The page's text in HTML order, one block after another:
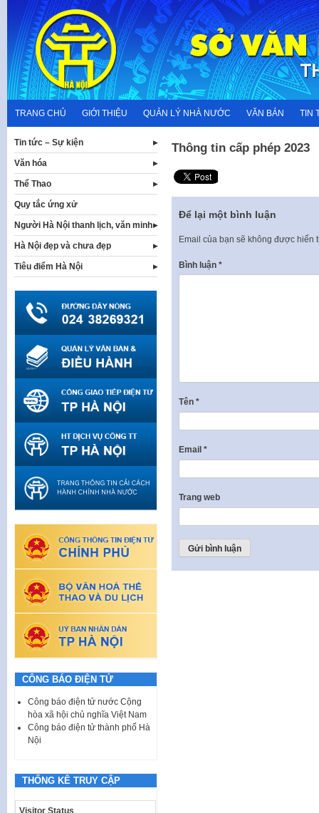
content
TRANG CHỦ GIỚI THIỆU QUẢN LÝ NHÀ NƯỚC VĂN BẢN TIN
Thông tin cấp phép 2023
Để lại một bình luận
Email của bạn sẽ không được hiển
Bình luận *
Tên *
Email *
Trang web
Tin tức – Sự kiện
Văn hóa
Thể Thao
Quy tắc ứng xử
Người Hà Nội thanh lịch, văn minh
Hà Nội đẹp và chưa đẹp
Tiêu điểm Hà Nội
CÔNG BÁO ĐIỆN TỬ
Công báo điện tử nước Cộng
hòa xã hội chủ nghĩa Việt Nam
Công báo điện tử thành phố Hà
Nội
THỐNG KÊ TRUY CẬP
Visitor Status